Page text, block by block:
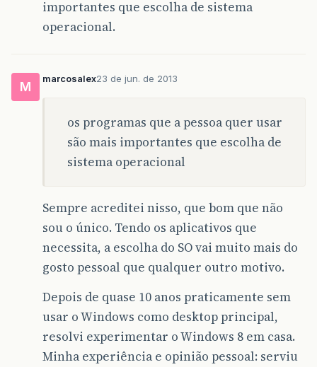
importantes que escolha de sistema
operacional.
M
marcosalex23 de jun. de 2013
os programas que a pessoa quer usar
são mais importantes que escolha de
sistema operacional
Sempre acreditei nisso, que bom que não
sou o único. Tendo os aplicativos que
necessita, a escolha do SO vai muito mais do
gosto pessoal que qualquer outro motivo.
Depois de quase 10 anos praticamente sem
usar o Windows como desktop principal,
resolvi experimentar o Windows 8 em casa.
Minha experiência e opinião pessoal: serviu